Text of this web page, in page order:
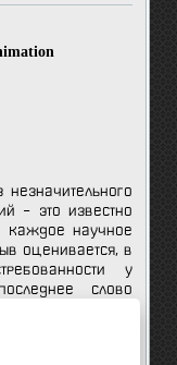
– это известно
каждое научное
оценивается, в
у
слово
интеллект
андроиды под